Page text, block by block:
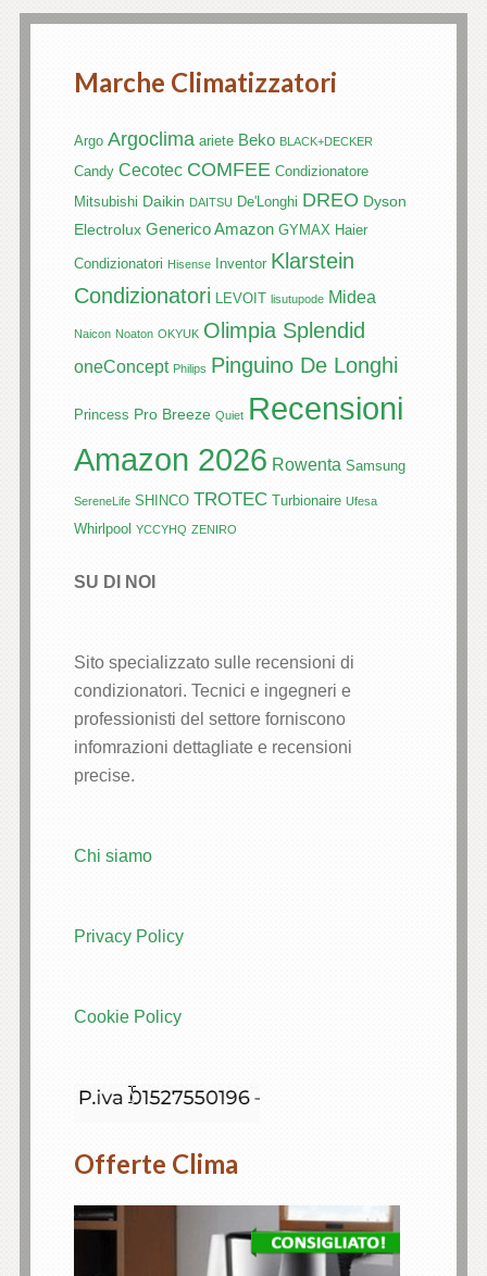
Marche Climatizzatori
Argo Argoclima ariete Beko BLACK+DECKER
Candy Cecotec COMFEE Condizionatore
Mitsubishi Daikin DAITSU De'Longhi DREO Dyson
Electrolux Generico Amazon GYMAX Haier
Condizionatori Hisense Inventor Klarstein
Condizionatori LEVOIT lisutupode Midea
Naicon Noaton OKYUK Olimpia Splendid
oneConcept Philips Pinguino De Longhi
Princess Pro Breeze Quiet Recensioni
Amazon 2026 Rowenta Samsung
SereneLife SHINCO TROTEC Turbionaire Ufesa
Whirlpool YCCYHQ ZENIRO
SU DI NOI
Sito specializzato sulle recensioni di
condizionatori. Tecnici e ingegneri e
professionisti del settore forniscono
infomrazioni dettagliate e recensioni
precise.
Chi siamo
Privacy Policy
Cookie Policy
Offerte Clima